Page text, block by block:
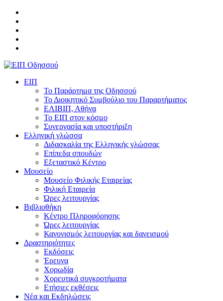
ΕΙΠ
Το Παράρτημα της Οδησσού
Το Διοικητικό Συμβούλιο του Παραρτήματος
ΕΛΙΒΙΠ, Αθήνα
Το ΕΙΠ στον κόσμο
Συνεργασία και υποστήριξη
Ελληνική γλώσσα
Διδασκαλία της Ελληνικής γλώσσας
Επίπεδα σπουδών
Εξεταστικό Κέντρο
Μουσείο
Μουσείο Φιλικής Εταιρείας
Φιλική Εταιρεία
Ώρες λειτουργίας
Βιβλιοθήκη
Κέντρο Πληροφόρησης
Ώρες λειτουργίας
Κανονισμός λειτουργίας και δανεισμού
Δραστηριότητες
Εκδόσεις
Έρευνα
Χορωδία
Χορευτικά συγκροτήματα
Ετήσιες εκθέσεις
Νέα και Εκδηλώσεις